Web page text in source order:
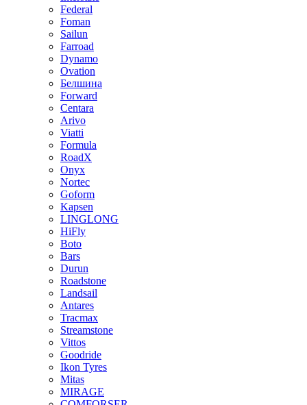
Federal
Foman
Sailun
Farroad
Dynamo
Ovation
Белшина
Forward
Centara
Arivo
Viatti
Formula
RoadX
Onyx
Nortec
Goform
Kapsen
LINGLONG
HiFly
Boto
Bars
Durun
Roadstone
Landsail
Antares
Tracmax
Streamstone
Vittos
Goodride
Ikon Tyres
Mitas
MIRAGE